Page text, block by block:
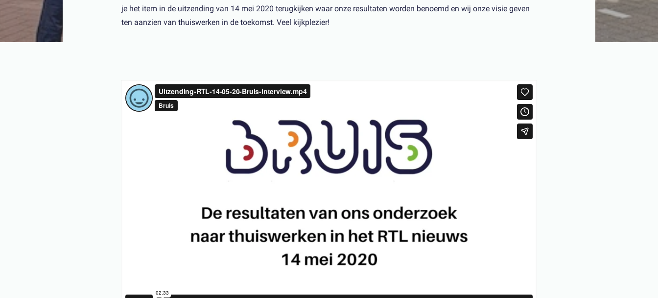
je het item in de uitzending van 14 mei 2020 terugkijken waar onze resultaten worden benoemd en wij onze visie geven
ten aanzien van thuiswerken in de toekomst. Veel kijkplezier!